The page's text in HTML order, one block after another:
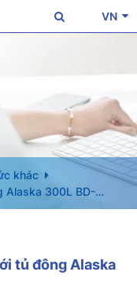
VN
khác
Alaska 300L BD-
tủ đông Alaska